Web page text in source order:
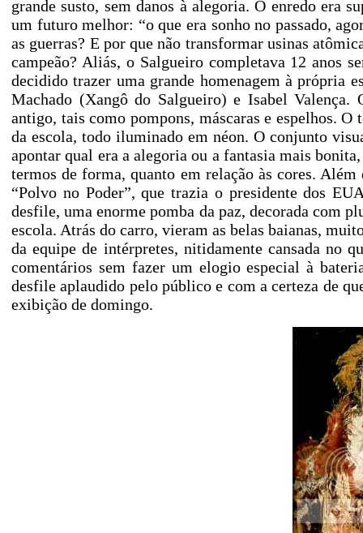
grande susto, sem danos à alegoria. O enredo era
um futuro melhor: “o que era sonho no passado,
as guerras? E por que não transformar usinas
campeão? Aliás, o Salgueiro completava 12 anos
decidido trazer uma grande homenagem à própria
Machado (Xangô do Salgueiro) e Isabel
antigo, tais como pompons, máscaras e espelhos.
da escola, todo iluminado em néon. O conjunto
apontar qual era a alegoria ou a fantasia mais
termos de forma, quanto em relação às cores.
“Polvo no Poder”, que trazia o presidente dos
desfile, uma enorme pomba da paz, decorada com
escola. Atrás do carro, vieram as belas baianas,
da equipe de intérpretes, nitidamente cansada no
comentários sem fazer um elogio especial à
desfile aplaudido pelo público e com a certeza de
exibição de domingo.